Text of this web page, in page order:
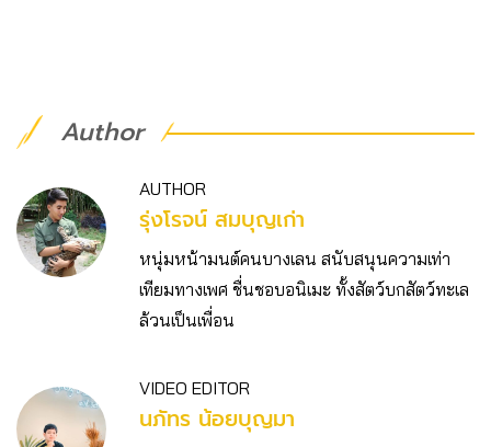
Author
AUTHOR
รุ่งโรจน์ สมบุญเก่า
หนุ่มหน้ามนต์คนบางเลน สนับสนุนความเท่า
เทียมทางเพศ ชื่นชอบอนิเมะ ทั้งสัตว์บกสัตว์ทะเล
ล้วนเป็นเพื่อน
VIDEO EDITOR
นภัทร น้อยบุญมา